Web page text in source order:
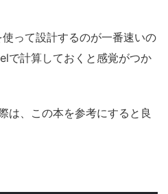
って設計するのが一番速いの
で計算しておくと感覚がつか
は、この本を参考にすると良